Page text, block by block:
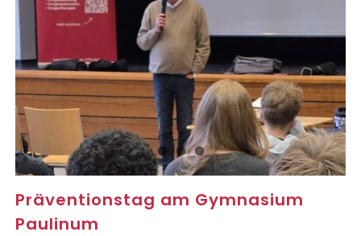
Präventionstag am Gymnasium
Paulinum